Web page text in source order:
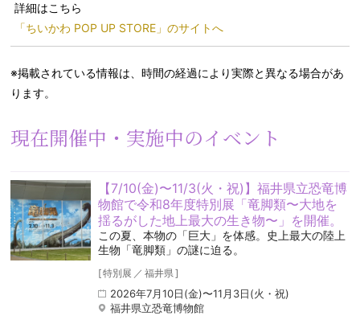
詳細はこちら
「ちいかわ POP UP STORE​」のサイトへ
※掲載されている情報は、時間の経過により実際と異なる場合があ
ります。
現在開催中・実施中のイベント
【7/10(金)〜11/3(火・祝)】福井県立恐竜博
物館で令和8年度特別展「竜脚類〜大地を
揺るがした地上最大の生き物〜」を開催。
この夏、本物の「巨大」を体感。史上最大の陸上
生物「竜脚類」の謎に迫る。
[特別展 ／ 福井県]
2026年7月10日(金)〜11月3日(火・祝)
福井県立恐竜博物館